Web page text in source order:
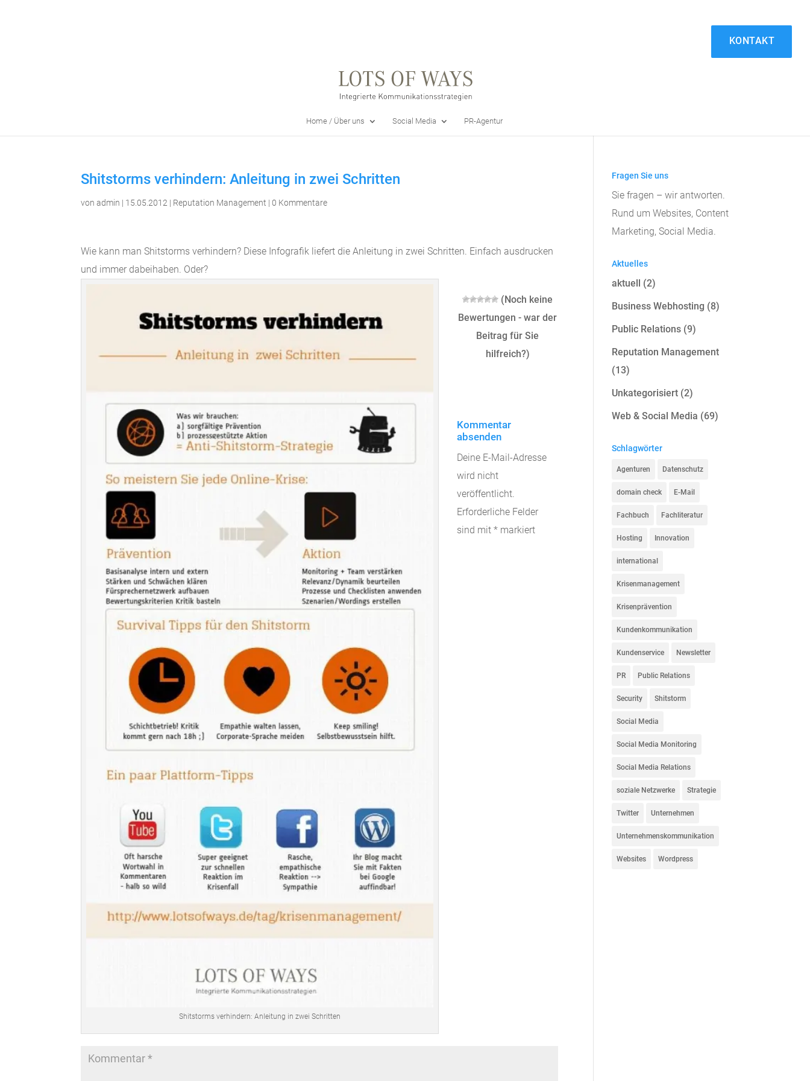
KONTAKT
Home / Über uns Social Media PR-Agentur
Shitstorms verhindern: Anleitung in zwei Schritten
vonadmin | 15.05.2012 | Reputation Management |0 Kommentare
Wie kann man Shitstorms verhindern? Diese Infografik liefert die Anleitung in zwei Schritten. Einfach ausdrucken
und immer dabeihaben. Oder?
Shitstorms verhindern: Anleitung in zwei Schritten
(Noch keine
Bewertungen - war der
Beitrag für Sie
hilfreich?)
Kommentar
absenden
Deine E-Mail-Adresse
wird nicht
veröffentlicht.
Erforderliche Felder
sind mit* markiert
Fragen Sie uns
Sie fragen – wir antworten.
Rund um Websites, Content
Marketing, Social Media.
Aktuelles
aktuell (2)
Business Webhosting (8)
Public Relations (9)
Reputation Management
(13)
Unkategorisiert (2)
Web & Social Media (69)
Schlagwörter
Agenturen Datenschutz
domain check E-Mail
Fachbuch Fachliteratur
Hosting Innovation
international
Krisenmanagement
Krisenprävention
Kundenkommunikation
Kundenservice Newsletter
PR Public Relations
Security Shitstorm
Social Media
Social Media Monitoring
Social Media Relations
soziale Netzwerke Strategie
Twitter Unternehmen
Unternehmenskommunikation
Websites Wordpress